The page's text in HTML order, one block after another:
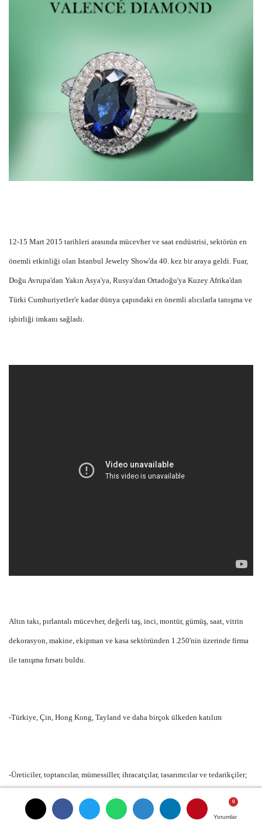
Yorumlar
Yorumlar
Yorumlar
12-15 Mart 2015 tarihleri arasında mücevher ve saat endüstrisi, sektörün en
önemli etkinliği olan Istanbul Jewelry Show'da 40. kez bir araya geldi. Fuar,
Doğu Avrupa'dan Yakın Asya'ya, Rusya'dan Ortadoğu'ya Kuzey Afrika'dan
Türki Cumhuriyetler'e kadar dünya çapındaki en önemli alıcılarla tanışma ve
işbirliği imkanı sağladı.
Altın takı, pırlantalı mücevher, değerli taş, inci, montür, gümüş, saat, vitrin
dekorasyon, makine, ekipman ve kasa sektöründen 1.250'nin üzerinde firma
ile tanışma fırsatı buldu.
-Türkiye, Çin, Hong Kong, Tayland ve daha birçok ülkeden katılım
-Üreticiler, toptancılar, mümessiller, ihracatçılar, tasarımcılar ve tedarikçiler;